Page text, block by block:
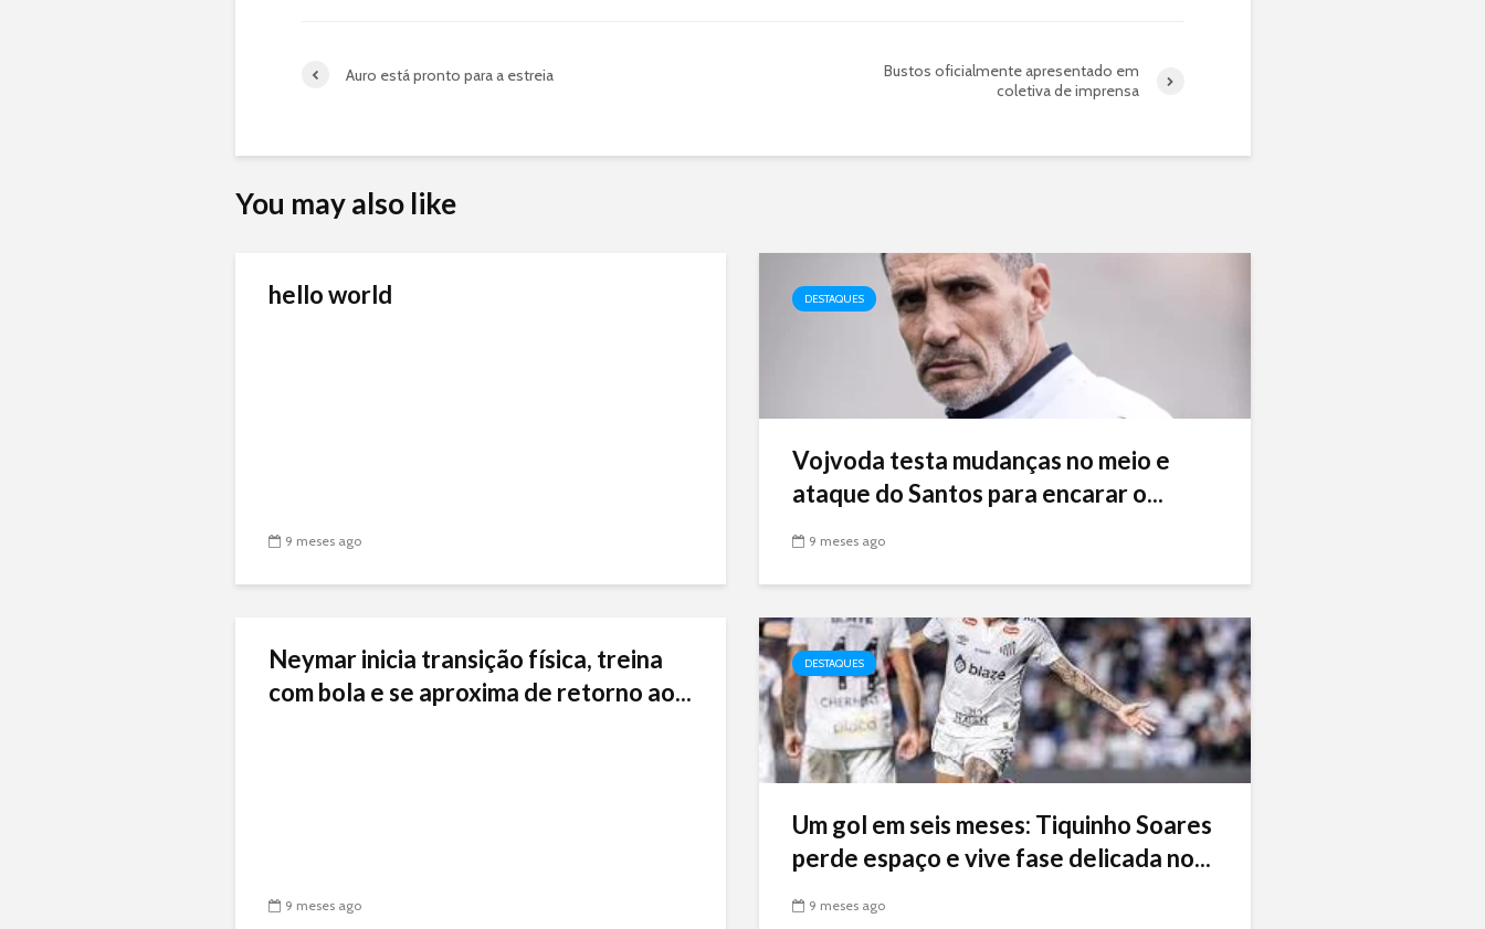
Auro está pronto para a estreia
Bustos oficialmente apresentado em
coletiva de imprensa
You may also like
hello world
9 meses ago
DESTAQUES
Vojvoda testa mudanças no meio e
ataque do Santos para encarar o...
9 meses ago
Neymar inicia transição física, treina
com bola e se aproxima de retorno ao...
9 meses ago
DESTAQUES
Um gol em seis meses: Tiquinho Soares
perde espaço e vive fase delicada no...
9 meses ago